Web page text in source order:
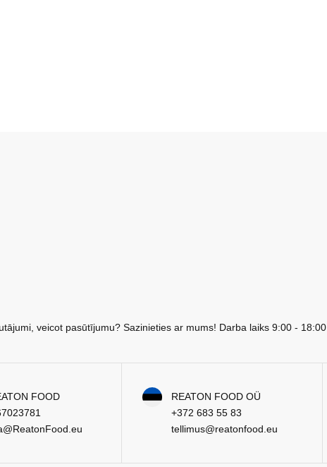
veicot pasūtījumu? Sazinieties ar mums! Darba laiks 9:00 - 18:00
FOOD
REATON FOOD OÜ
+372 683 55 83
tellimus@reatonfood.eu